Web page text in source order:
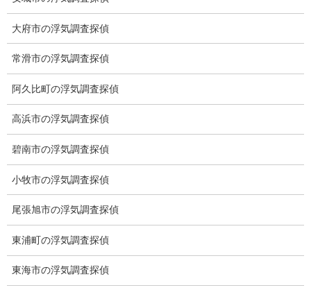
ブログ
火星人
総合探偵社ミライリサーチ
愛知県名古屋市中区栄3-7ｰ4
大府市の浮気調査探偵
常滑市の浮気調査探偵
阿久比町の浮気調査探偵
高浜市の浮気調査探偵
碧南市の浮気調査探偵
小牧市の浮気調査探偵
尾張旭市の浮気調査探偵
東浦町の浮気調査探偵
東海市の浮気調査探偵